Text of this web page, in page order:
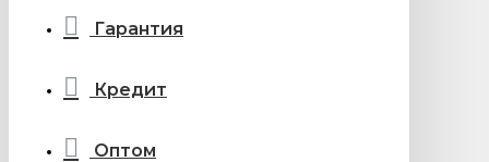
Гарантия
Кредит
Оптом